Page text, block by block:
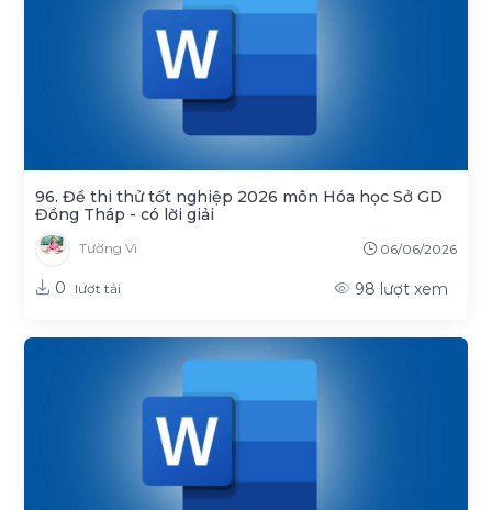
96. Đề thi thử tốt nghiệp 2026 môn Hóa học Sở GD
Đồng Tháp - có lời giải
Tường Vi 06/06/2026
0 lượt tải 98 lượt xem